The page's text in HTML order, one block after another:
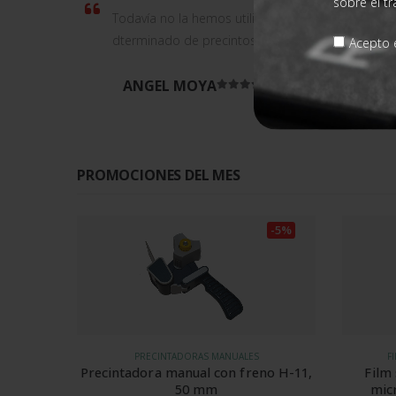
Acepto
Todavía no la hemos utilizado. Nos la han
dterminado de precintos.
ANGEL MOYA
Valorado en5de 5
PROMOCIONES DEL MES
FILM RETRÁCTIL ALIMENTARIO POF
Film semitubo POF alimentario
microperforado 40 cm 15 my
-5%
Kit 12